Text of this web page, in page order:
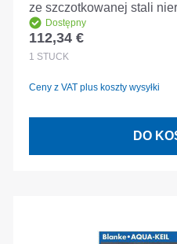
ze szczotkowanej stali
Dostępny
Cena regularna:
112,34 €
1 STÜCK
Ceny z VAT plus koszty wysyłki
DO